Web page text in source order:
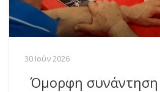
30 Ιούν 2026
Όμορφη συνάντηση